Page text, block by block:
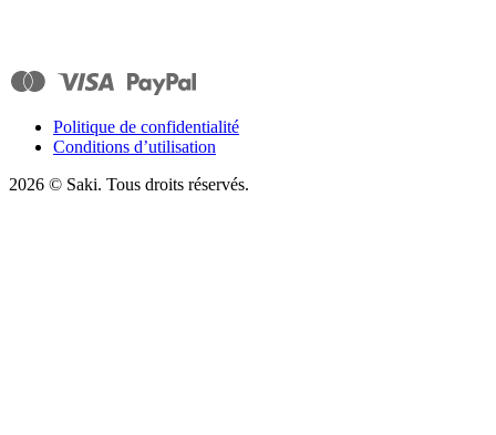
Politique de confidentialité
Conditions d’utilisation
2026 © Saki. Tous droits réservés.